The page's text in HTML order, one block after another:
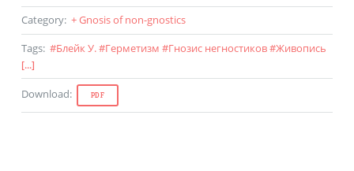
Category: + Gnosis of non-gnostics
Tags: #Блейк У.#Герметизм #Гнозис негностиков#Живопись
[...]
Download: PDF